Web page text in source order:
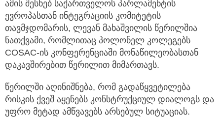
ამის შესხებ საქართველოს პარლამენტის
ევროპასთან ინტეგრაციის კომიტეტის
თავმჯდომარის, ლევან მახაშვილის წერილშია
ნათქვამი, რომლითაც პოლონელ კოლეგებს
COSAC-ის კონფერენციაში მონაწილეობასთან
დაკავშირებით წერილით მიმართავს.
წერილში აღინიშნება, რომ გადაწყვეტილება
რისკის ქვეშ აყენებს კონსტრუქციულ დიალოგს და
უფრო მეტად ამწვავებს არსებულ სიტუაციას.